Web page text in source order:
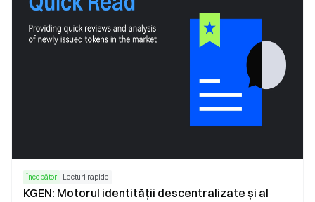
Începător Lecturi rapide
KGEN: Motorul identității descentralizate și al